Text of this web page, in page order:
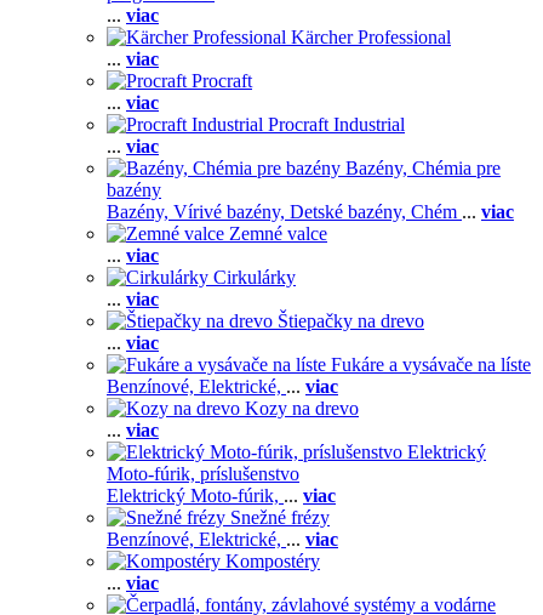
... viac
Kärcher Professional
... viac
Procraft
... viac
Procraft Industrial
... viac
Bazény, Chémia pre
bazény
Bazény, Vírivé bazény, Detské bazény, Chém ... viac
Zemné valce
... viac
Cirkulárky
... viac
Štiepačky na drevo
... viac
Fukáre a vysávače na líste
Benzínové, Elektrické, ... viac
Kozy na drevo
... viac
Elektrický
Moto-fúrik, príslušenstvo
Elektrický Moto-fúrik, ... viac
Snežné frézy
Benzínové, Elektrické, ... viac
Kompostéry
... viac